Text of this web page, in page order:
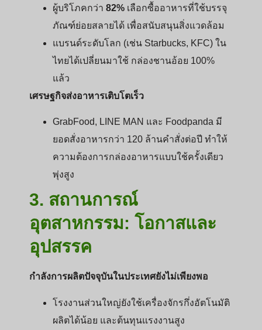
ผู้บริโภคกว่า 82% เลือกซื้ออาหารที่ใช้บรรจุ
ภัณฑ์ย่อยสลายได้ เพื่อสนับสนุนสิ่งแวดล้อม
แบรนด์ระดับโลก (เช่น Starbucks, KFC) ใน
ไทยได้เปลี่ยนมาใช้ กล่องชานอ้อย 100%
แล้ว
เศรษฐกิจส่งอาหารเติบโตเร็ว
GrabFood, LINE MAN และ Foodpanda มี
ยอดสั่งอาหารกว่า 120 ล้านคำสั่งต่อปี ทำให้
ความต้องการกล่องอาหารแบบใช้ครั้งเดียว
พุ่งสูง
3. สถานการณ์
อุตสาหกรรม: โอกาสและ
อุปสรรค
กำลังการผลิตปัจจุบันในประเทศยังไม่เพียงพอ
โรงงานส่วนใหญ่ยังใช้เครื่องจักรกึ่งอัตโนมัติ
ผลิตได้น้อย และต้นทุนแรงงานสูง